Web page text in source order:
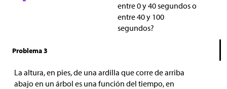
entre 0 y 40 segundos o
entre 40 y 100
segundos?
Problema 3
La altura, en pies, de una ardilla que corre de arriba
abajo en un árbol es una función del tiempo, en